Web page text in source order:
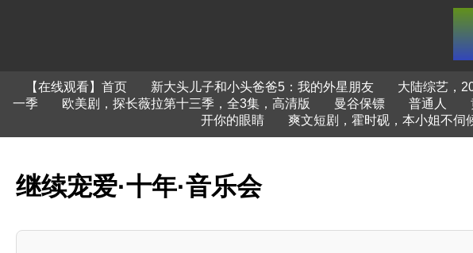
【在线观看】首页 新大头儿子和小头爸爸5：我的外星朋友 大陆综艺，
一季
欧美剧，探长薇拉第十三季，全3集，高清版 曼谷保镖 普通人
开你的眼睛
爽文短剧，霍时砚，本小姐不伺
继续宠爱·十年·音乐会